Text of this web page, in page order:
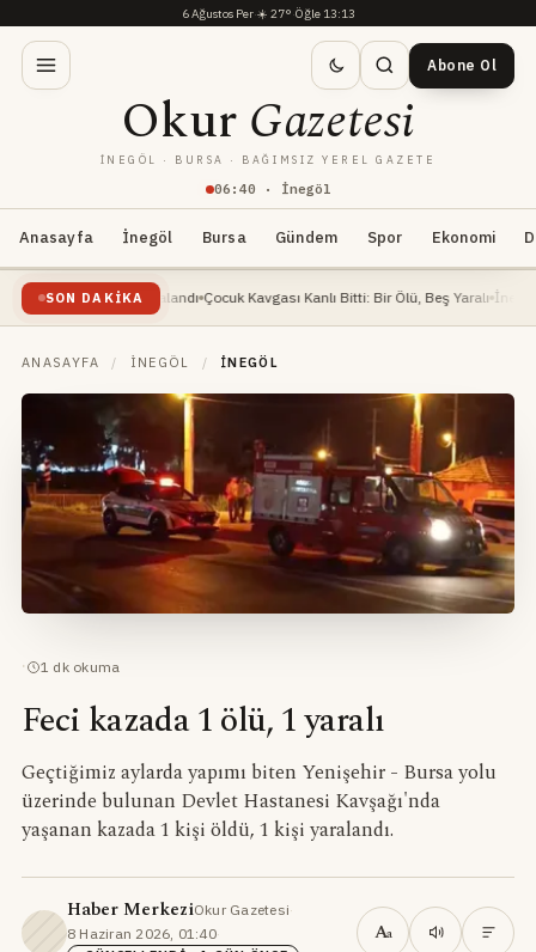
6 Ağustos Per·☀️ 27°·Öğle 13:13
06 : 40 · İnegöl
OkurGazetesi
İNEGÖL · BURSA · BAĞIMSIZ YEREL GAZETE
Abone Ol
Anasayfa İnegöl Bursa Gündem Spor Ekonomi
SON DAKIKA
ağır yaralandı Çocuk Kavgası Kanlı Bitti: Bir Ölü, Beş Yaralı İnegöl Millet
ANASAYFA / İNEGÖL / İNEGÖL
· 1 dk okuma
Feci kazada 1 ölü, 1 yaralı
Geçtiğimiz aylarda yapımı biten Yenişehir - Bursa yolu
üzerinde bulunan Devlet Hastanesi Kavşağı'nda
yaşanan kazada 1 kişi öldü, 1 kişi yaralandı.
Haber MerkeziOkur Gazetesi·
8 Haziran 2026, 01:40· Aa